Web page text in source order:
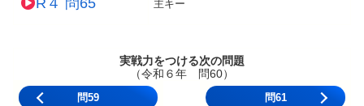
主キー
実戦力をつける次の問題
（令和６年 問60）
問59 問61